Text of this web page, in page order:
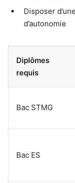
Disposer
d’autonomie
Diplômes
requis
Bac STMG
Bac ES